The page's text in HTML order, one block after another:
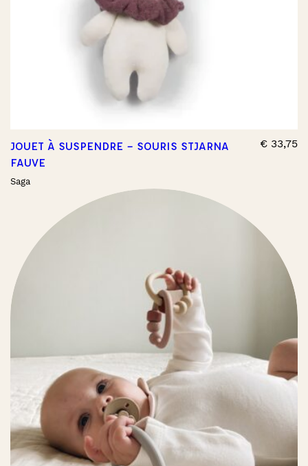
JOUET À SUSPENDRE – SOURIS STJARNA
FAUVE
Saga
€ 33,75